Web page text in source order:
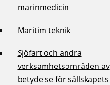
marinmedicin
Maritim teknik
Sjöfart och andra
verksamhetsområden av
betydelse för sällskapets